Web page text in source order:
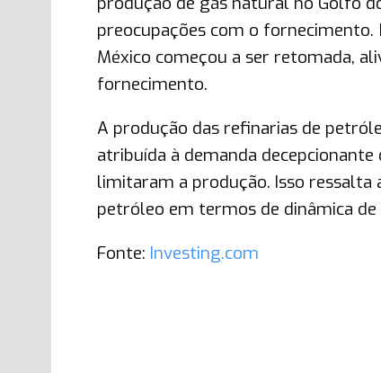
preocupações com o
México começou a ser retomada,
fornecimento.
A produção das refinarias de
atribuída à demanda
limitaram a produção. Isso ressalta
petróleo em termos de dinâmica
Fonte: Investing.com